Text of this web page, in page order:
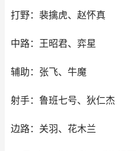
打野：裴擒虎、赵怀真
中路：王昭君、弈星
辅助：张飞、牛魔
射手：鲁班七号、狄仁杰
边路：关羽、花木兰